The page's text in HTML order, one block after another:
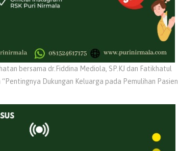
bersama dr.Fiddina Mediola, SP.KJ dan Fatikhatul
Dukungan Keluarga pada Pemulihan Pasien